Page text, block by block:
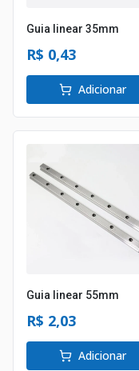
Guia linear 35mm
R$ 0,43
Adicionar
Guia linear 55mm
R$ 2,03
Adicionar